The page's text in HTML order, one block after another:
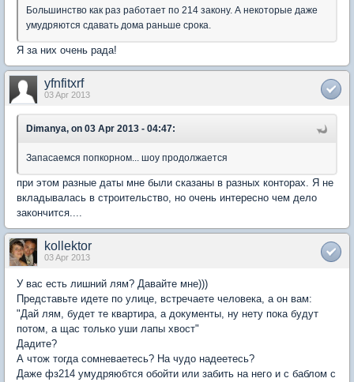
Большинство как раз работает по 214 закону. А некоторые даже
умудряются сдавать дома раньше срока.
Я за них очень рада!
yfnfitxrf
03 Apr 2013
Dimanya, on 03 Apr 2013 - 04:47:
Запасаемся попкорном... шоу продолжается
при этом разные даты мне были сказаны в разных конторах. Я не
вкладывалась в строительство, но очень интересно чем дело
закончится....
kollektor
03 Apr 2013
У вас есть лишний лям? Давайте мне)))
Представьте идете по улице, встречаете человека, а он вам:
"Дай лям, будет те квартира, а документы, ну нету пока будут
потом, а щас только уши лапы хвост"
Дадите?
А чтож тогда сомневаетесь? На чудо надеетесь?
Даже фз214 умудряюбтся обойти или забить на него и с баблом с